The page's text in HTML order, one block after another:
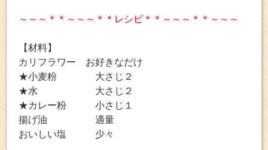
～～～＊＊～～～＊＊レシピ＊＊～～～＊＊～～～
【材料】
カリフラワー お好きなだけ
★小麦粉 大さじ２
★水 大さじ２
★カレー粉 小さじ１
揚げ油 適量
おいしい塩 少々